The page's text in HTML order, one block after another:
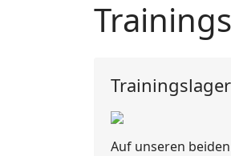
Auf unseren